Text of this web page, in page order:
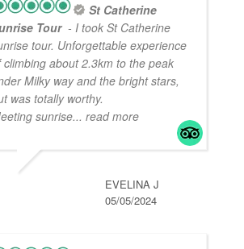
St Catherine
Tour - I took St Catherine
tour. Unforgettable experience
climbing about 2.3km to the peak
Milky way and the bright stars,
was totally worthy.
sunrise... read more
EVELINA J
05/05/2024